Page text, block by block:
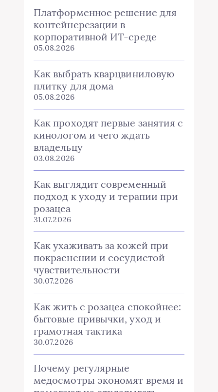
Платформенное решение для
контейнерезации в
корпоративной ИТ-среде
05.08.2026
Как выбрать кварцвиниловую
плитку для дома
05.08.2026
Как проходят первые занятия с
кинологом и чего ждать
владельцу
03.08.2026
Как выглядит современный
подход к уходу и терапии при
розацеа
31.07.2026
Как ухаживать за кожей при
покраснении и сосудистой
чувствительности
30.07.2026
Как жить с розацеа спокойнее:
бытовые привычки, уход и
грамотная тактика
30.07.2026
Почему регулярные
медосмотры экономят время и